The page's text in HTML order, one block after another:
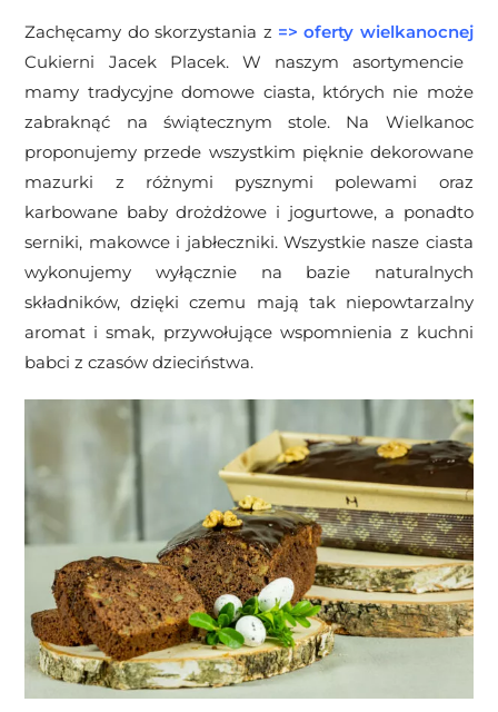
Zachęcamy do skorzystania z =>oferty wielkanocnej
Cukierni Jacek Placek. W naszym asortymencie
mamy tradycyjne domowe ciasta, których nie może
zabraknąć na świątecznym stole. Na Wielkanoc
proponujemy przede wszystkim pięknie dekorowane
mazurki z różnymi pysznymi polewami oraz
karbowane baby drożdżowe i jogurtowe, a ponadto
serniki, makowce i jabłeczniki. Wszystkie nasze ciasta
wykonujemy wyłącznie na bazie naturalnych
składników, dzięki czemu mają tak niepowtarzalny
aromat i smak, przywołujące wspomnienia z kuchni
babci z czasów dzieciństwa.